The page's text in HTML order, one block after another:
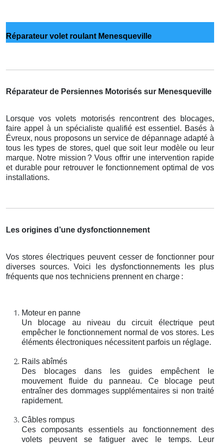
Réparateur volet roulant Menesqueville
Réparateur de Persiennes Motorisés sur Menesqueville
Lorsque vos volets motorisés rencontrent des blocages,
faire appel à un spécialiste qualifié est essentiel. Basés à
Évreux, nous proposons un service de dépannage adapté à
tous les types de stores, quel que soit leur modèle ou leur
marque. Notre mission ? Vous offrir une intervention rapide
et durable pour retrouver le fonctionnement optimal de vos
installations.
Les origines d’une dysfonctionnement
Vos stores électriques peuvent cesser de fonctionner pour
diverses sources. Voici les dysfonctionnements les plus
fréquents que nos techniciens prennent en charge :
Moteur en panne
Un blocage au niveau du circuit électrique peut
empêcher le fonctionnement normal de vos stores. Les
éléments électroniques nécessitent parfois un réglage.
Rails abîmés
Des blocages dans les guides empêchent le
mouvement fluide du panneau. Ce blocage peut
entraîner des dommages supplémentaires si non traité
rapidement.
Câbles rompus
Ces composants essentiels au fonctionnement des
volets peuvent se fatiguer avec le temps. Leur